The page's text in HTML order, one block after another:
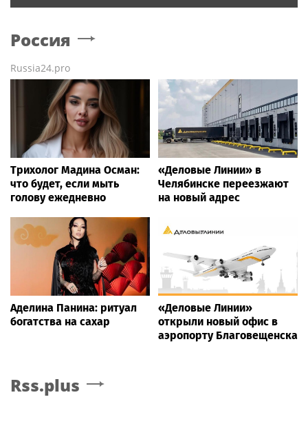
Россия
Russia24.pro
Трихолог Мадина Осман:
что будет, если мыть
голову ежедневно
«Деловые Линии» в
Челябинске переезжают
на новый адрес
Аделина Панина: ритуал
богатства на сахар
«Деловые Линии»
открыли новый офис в
аэропорту Благовещенска
Rss.plus